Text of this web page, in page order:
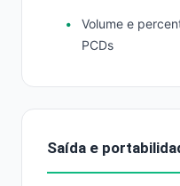
Volume e
PCDs
Saída e